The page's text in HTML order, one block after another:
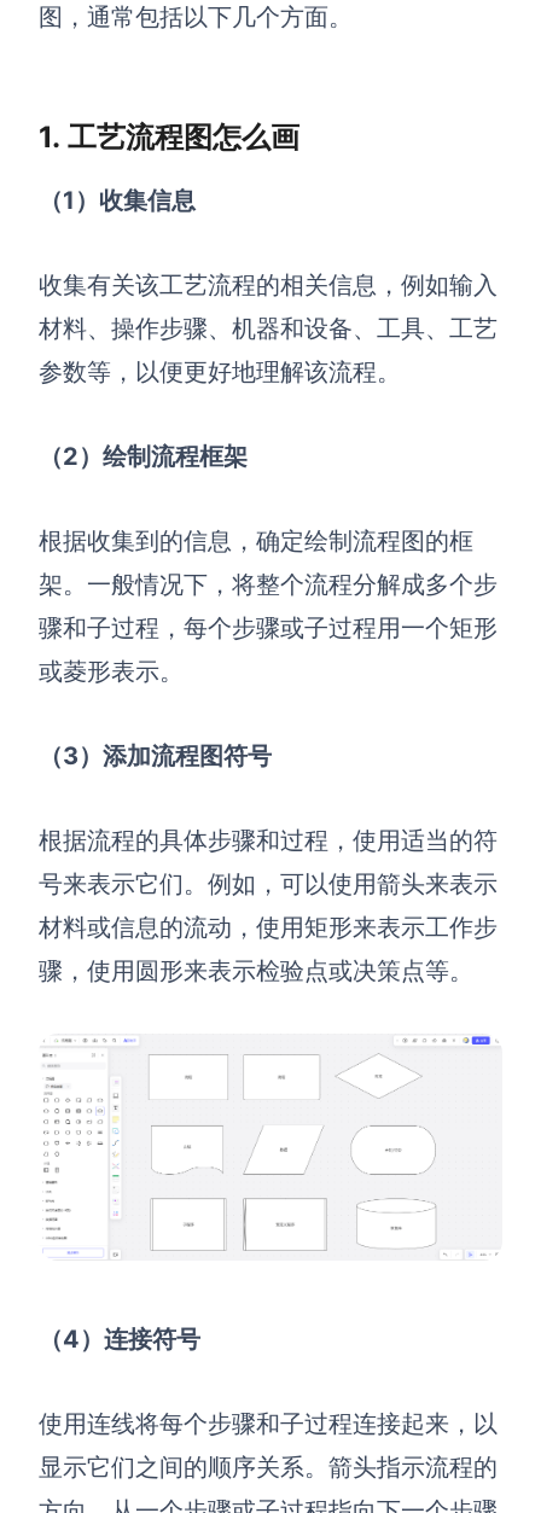
AI创作
AI生成思维导图
AI生成鱼骨图
AI生成组织结构图
战略与流程设计
AI生成商业画布
AI生成SWOT分析
AI生成平衡计分卡
AI生成时间管理四象限
AI生成胜任力模型
AI生成Smart分析
AI生成波士顿矩阵
AI生成波特五力模型
AI生成4P营销理论模型
AI生成安索夫矩阵
AI生成Grow模型
AI生成AARRR模型
AI生成图片
AI写作
AI对话
AI生成简历
模板社区
私有化部署
客户案例
用boardmix提升团队协作效率
图，通常包括以下几个方面。
1. 工艺流程图怎么画
（1）收集信息
收集有关该工艺流程的相关信息，例如输入
材料、操作步骤、机器和设备、工具、工艺
参数等，以便更好地理解该流程。
（2）绘制流程框架
根据收集到的信息，确定绘制流程图的框
架。一般情况下，将整个流程分解成多个步
骤和子过程，每个步骤或子过程用一个矩形
或菱形表示。
（3）添加流程图符号
根据流程的具体步骤和过程，使用适当的符
号来表示它们。例如，可以使用箭头来表示
材料或信息的流动，使用矩形来表示工作步
骤，使用圆形来表示检验点或决策点等。
（4）连接符号
使用连线将每个步骤和子过程连接起来，以
显示它们之间的顺序关系。箭头指示流程的